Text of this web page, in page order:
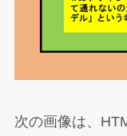
次の画像は、